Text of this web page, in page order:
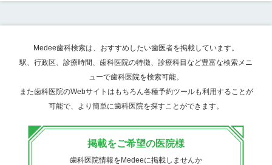
Medee歯科検索は、おすすめしたい歯医者を掲載しています。
駅、行政区、診療時間、歯科医院の特徴、診療科目など豊富な検索メニ
ューで歯科医院を検索可能。
また歯科医院のWebサイトはもちろん各種予約ツールも利用することが
可能で、より簡単に歯科医院を探すことができます。
掲載をご希望の医院様
歯科医院情報をMedeeに掲載しませんか